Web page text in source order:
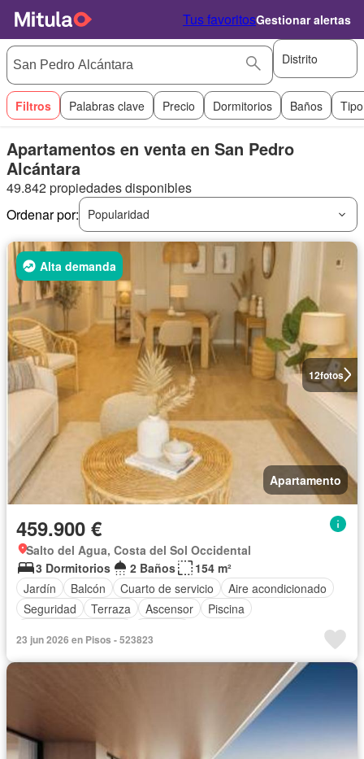
Tus favoritosGestionar alertas
Distrito
Filtros Palabras clave Precio Dormitorios Baños
Apartamentos en venta en San Pedro
Alcántara
49.842 propiedades disponibles
Ordenar por:
Popularidad
12fotos
Alta demanda
Apartamento
459.900 €
Salto del Agua, Costa del Sol Occidental
3 Dormitorios
2 Baños
154 m²
Jardín
Balcón Cuarto de servicio
Aire acondicionado
Seguridad
Terraza Ascensor
Piscina
Completamente amueblado
23 jun 2026 en Pisos - 523823